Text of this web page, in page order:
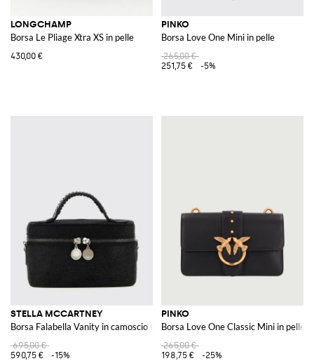
LONGCHAMP
Borsa Le Pliage Xtra XS in pelle
430,00 €
PINKO
Borsa Love One Mini in pelle
265,00 €
251,75 €
-5%
STELLA MCCARTNEY
Borsa Falabella Vanity in camoscio sintetico
695,00 €
590,75 €
-15%
PINKO
Borsa Love One Classic Mini in pelle
265,00 €
198,75 €
-25%